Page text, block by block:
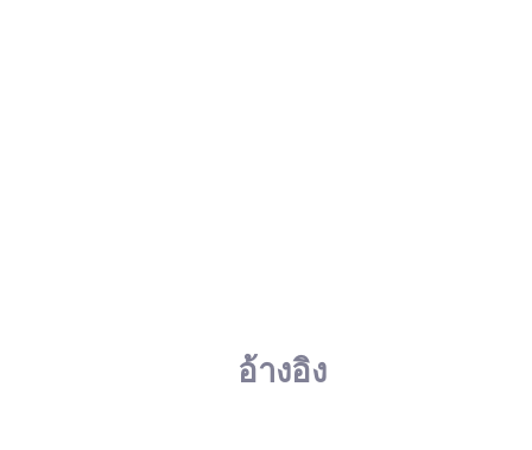
อ้างอิง